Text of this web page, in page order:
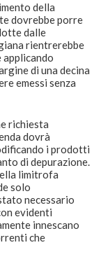
della
dovrebbe porre
dalle
rientrerebbe
applicando
di una decina
emessi senza
richiesta
dovrà
i prodotti
di depurazione.
limitrofa
solo
necessario
evidenti
innescano
che